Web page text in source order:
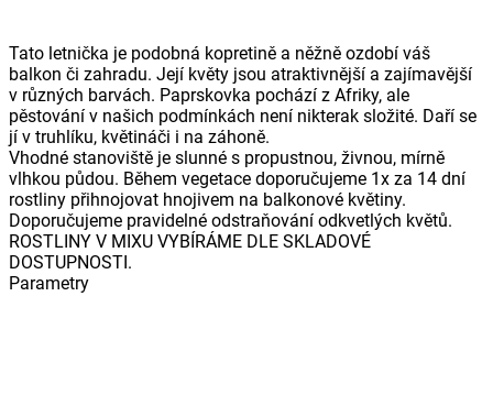
Tato letnička je podobná kopretině a něžně ozdobí váš
balkon či zahradu. Její květy jsou atraktivnější a zajímavější
v různých barvách. Paprskovka pochází z Afriky, ale
pěstování v našich podmínkách není nikterak složité. Daří se
jí v truhlíku, květináči i na záhoně.
Vhodné stanoviště je slunné s propustnou, živnou, mírně
vlhkou půdou. Během vegetace doporučujeme 1x za 14 dní
rostliny přihnojovat hnojivem na balkonové květiny.
Doporučujeme pravidelné odstraňování odkvetlých květů.
ROSTLINY V MIXU VYBÍRÁME DLE SKLADOVÉ
DOSTUPNOSTI.
Parametry